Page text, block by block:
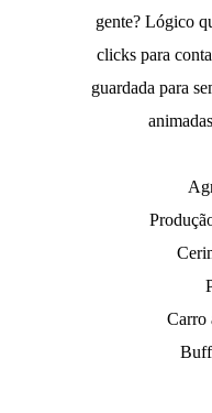
gente? Lógico
clicks para
guardada para
Carro